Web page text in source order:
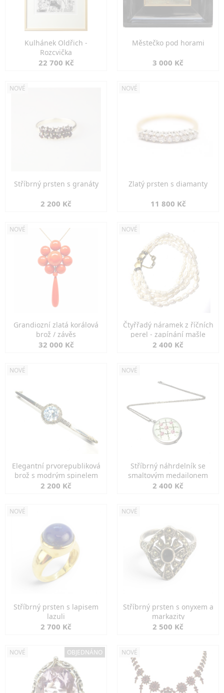
Kulhánek Oldřich -
Rozcvička
22 700 Kč
Městečko pod horami
3 000 Kč
NOVÉ
Stříbrný prsten s granáty
2 200 Kč
NOVÉ
Zlatý prsten s diamanty
11 800 Kč
NOVÉ
Grandiozní zlatá korálová
brož / závěs
32 000 Kč
NOVÉ
Čtyřřadý náramek z říčních
perel - zapínání mašle
2 400 Kč
NOVÉ
Elegantní prvorepubliková
brož s modrým spinelem
2 200 Kč
NOVÉ
Stříbrný náhrdelník se
smaltovým medailonem
2 400 Kč
NOVÉ
Stříbrný prsten s lapisem
lazuli
2 700 Kč
NOVÉ
Stříbrný prsten s onyxem a
markazity
2 500 Kč
NOVÉ OBJEDNÁNO NOVÉ